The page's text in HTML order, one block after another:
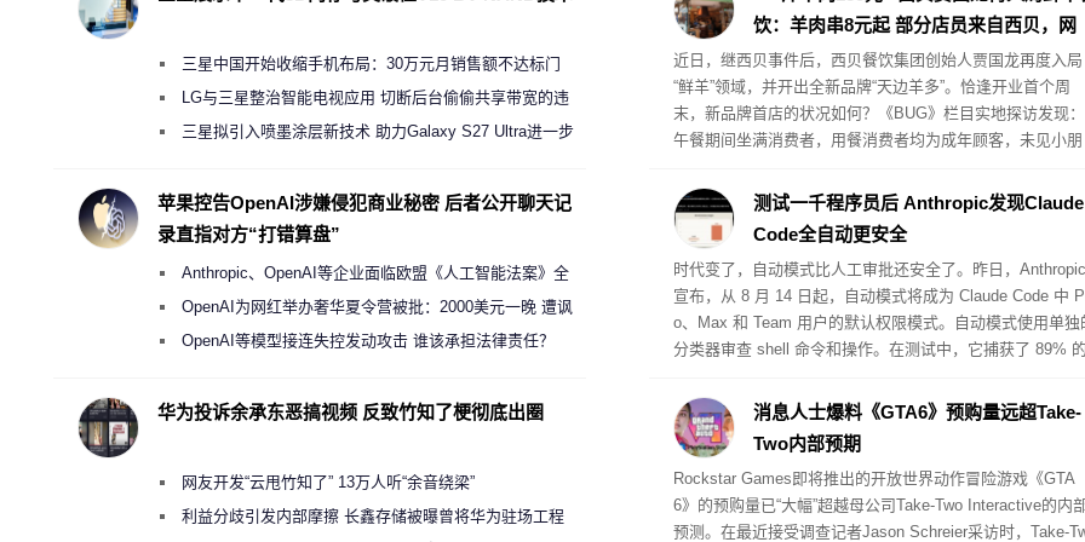
饮：羊肉串8元起 部分店员来自西贝，网
友：更贵了？
近日，继西贝事件后，西贝餐饮集团创始人贾国龙再度入局
“鲜羊”领域，并开出全新品牌“天边羊多”。恰逢开业首个周
末，新品牌首店的状况如何？《BUG》栏目实地探访发现：
午餐期间坐满消费者，用餐消费者均为成年顾客，未见小朋
测试一千程序员后 Anthropic发现Claude
Code全自动更安全
时代变了，自动模式比人工审批还安全了。昨日，Anthropic
宣布，从 8 月 14 日起，自动模式将成为 Claude Code 中
o、Max 和 Team 用户的默认权限模式。自动模式使用单独
分类器审查 shell 命令和操作。在测试中，它捕获了 89% 的
Agent 工具在基础设施层的防御机制已经相对成熟，足以让
方有底气将 Auto 模式设为默认，以追求极致的开发效率。
消息人士爆料《GTA6》预购量远超Take-
Two内部预期
Rockstar Games即将推出的开放世界动作冒险游戏《GTA
6》的预购量已“大幅”超越母公司Take-Two Interactive的内
预测。在最近接受调查记者Jason Schreier采访时，Take-
三星中国开始收缩手机布局：30万元月销售额不达标门
店 将被逐步清退
LG与三星整治智能电视应用 切断后台偷偷共享带宽的违
规行为三星拟引入喷墨涂层新技术 助力Galaxy S27 Ultra进一步
苹果控告OpenAI涉嫌侵犯商业秘密 后者公开聊天记
录直指对方“打错算盘”
Anthropic、OpenAI等企业面临欧盟《人工智能法案》全
新执法权限审查
OpenAI为网红举办奢华夏令营被批：2000美元一晚 遭讽
“反乌托邦”
OpenAI等模型接连失控发动攻击 谁该承担法律责任？
华为投诉余承东恶搞视频 反致竹知了梗彻底出圈
网友开发“云甩竹知了” 13万人听“余音绕梁”
利益分歧引发内部摩擦 长鑫存储被曝曾将华为驻场工程